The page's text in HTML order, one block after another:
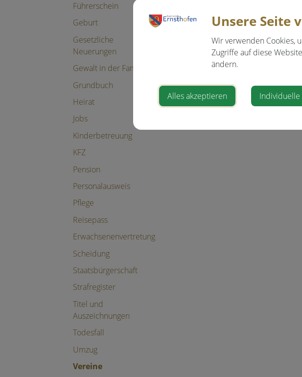
Führerschein
Geburt
Gesetzliche
Neuerungen
Gewalt in der Familie
Grundbuch
Heirat
Jobs
Kinderbetreuung
KFZ
Pension
Personalausweis
Pflege
Reisepass
Erwachsenenvertretung
Scheidung
Staatsbürgerschaft
Strafregister
Titel und
Auszeichnungen
Todesfall
Umzug
Vereine
Unsere Seite
Wir verwenden Cookies,
Zugriffe auf diese
ändern.
Alles akzeptieren Individuelle